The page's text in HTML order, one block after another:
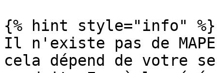
{% hint style="info" %}
Il n'existe pas de
cela dépend de votre